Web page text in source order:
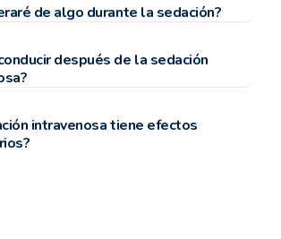
de algo durante la sedación?
después de la sedación
intravenosa tiene efectos